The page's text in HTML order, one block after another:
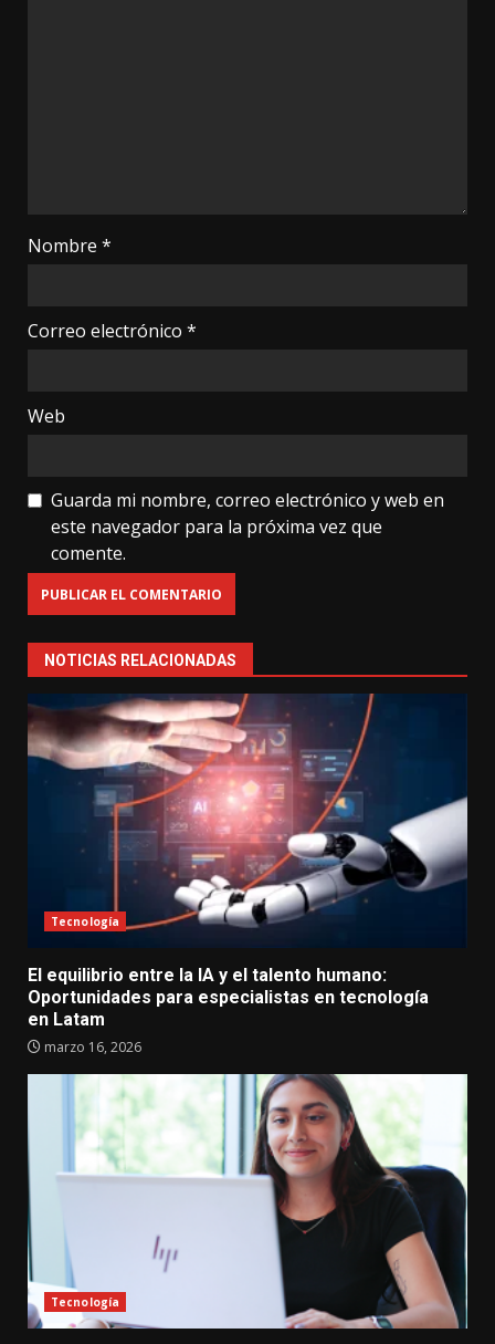
Nombre *
Correo electrónico *
Web
Guarda mi nombre, correo electrónico y web en
este navegador para la próxima vez que
comente.
NOTICIAS RELACIONADAS
Tecnología
El equilibrio entre la IA y el talento humano:
Oportunidades para especialistas en tecnología
en Latam
marzo 16, 2026
Tecnología